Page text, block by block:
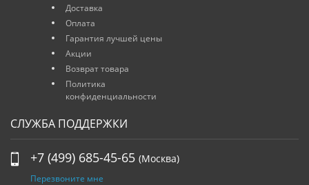
Доставка
Оплата
Гарантия лучшей цены
Акции
Возврат товара
Политика
конфиденциальности
СЛУЖБА ПОДДЕРЖКИ
+7 (499) 685-45-65 (Москва)
Перезвоните мне